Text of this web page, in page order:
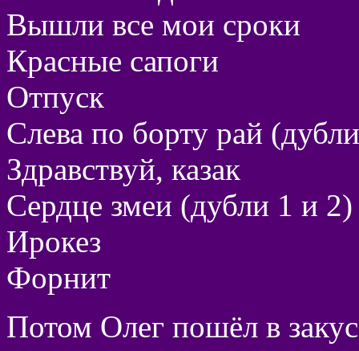
Вышли все мои сроки
Красные сапоги
Отпуск
Слева по борту рай
Здравствуй, казак
Сердце змеи (дубли 1 и 2)
Ирокез
Форнит
Потом Олег пошёл в